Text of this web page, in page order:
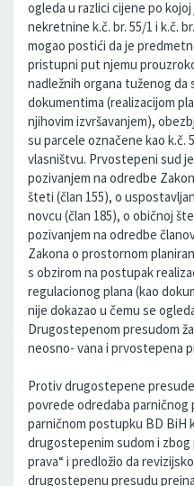
ogleda u razlici cijene po
nekretnine k.č. br. 55/1 i k.č.
mogao postići da je
pristupni put njemu
nadležnih organa tuženog da
dokumentima (realizacijom
njihovim izvršavanjem),
su parcele označene kao k.č.
vlasništvu. Prvostepeni sud
pozivanjem na odredbe
šteti (član 155), o
novcu (član 185), o običnoj
pozivanjem na odredbe
Zakona o prostornom
s obzirom na postupak
regulacionog plana (kao
nije dokazao u čemu se
Drugostepenom presudom
neosno- vana i prvostepena
Protiv drugostepene
povrede odredaba parničnog
parničnom postupku BD BiH
drugostepenim sudom i
prava“ i predložio da
drugostepenu presudu